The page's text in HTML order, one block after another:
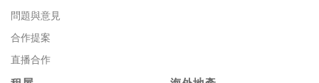
問題與意見
合作提案
直播合作